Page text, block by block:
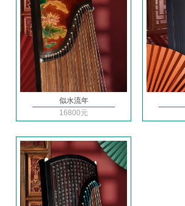
似水流年
16800元